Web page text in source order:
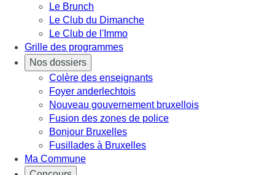
Le Brunch
Le Club du Dimanche
Le Club de l'Immo
Grille des programmes
Nos dossiers
Colère des enseignants
Foyer anderlechtois
Nouveau gouvernement bruxellois
Fusion des zones de police
Bonjour Bruxelles
Fusillades à Bruxelles
Ma Commune